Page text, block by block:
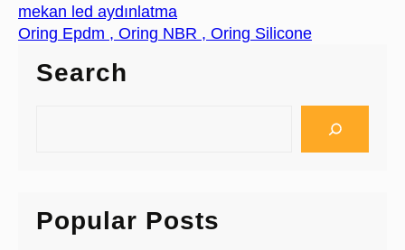
mekan led aydınlatma
Oring Epdm , Oring NBR , Oring Silicone
Search
h
Popular Posts